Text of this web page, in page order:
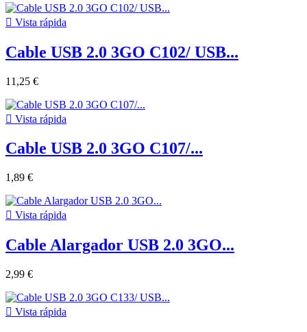
 Vista rápida
Cable USB 2.0 3GO C102/ USB...
11,25 €
 Vista rápida
Cable USB 2.0 3GO C107/...
1,89 €
 Vista rápida
Cable Alargador USB 2.0 3GO...
2,99 €
 Vista rápida